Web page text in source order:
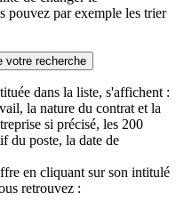
pouvez par exemple les trier
votre recherche
dans la liste, s'affichent :
la nature du contrat et la
si précisé, les 200
du poste, la date de
en cliquant sur son intitulé
retrouvez :